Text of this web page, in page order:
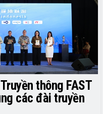
thông FAST
các đài truyền